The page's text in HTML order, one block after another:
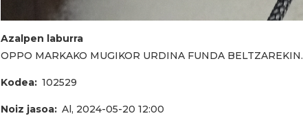
Azalpen laburra
OPPO MARKAKO MUGIKOR URDINA FUNDA BELTZAREKIN.
Kodea 102529
Noiz jasoa Al, 2024-05-20 12:00